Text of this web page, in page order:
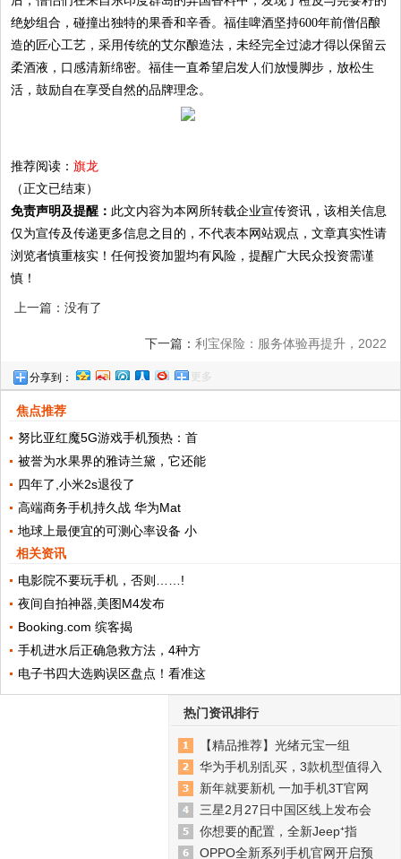
绝妙组合，碰撞出独特的果香和辛香。福佳啤酒坚持600年前僧侣酿
造的匠心工艺，采用传统的艾尔酿造法，未经完全过滤才得以保留云
柔酒液，口感清新绵密。福佳一直希望启发人们放慢脚步，放松生
活，鼓励自在享受自然的品牌理念。
推荐阅读：旗龙
（正文已结束）
免责声明及提醒： 此文内容为本网所转载企业宣传资讯，该相关信息
仅为宣传及传递更多信息之目的，不代表本网站观点，文章真实性请
浏览者慎重核实！任何投资加盟均有风险，提醒广大民众投资需谨
慎！
上一篇：没有了
下一篇： 利宝保险：服务体验再提升，2022
分享到： 更多
焦点推荐
努比亚红魔5G游戏手机预热：首
被誉为水果界的雅诗兰黛，它还能
四年了,小米2s退役了
高端商务手机持久战 华为Mat
地球上最便宜的可测心率设备 小
相关资讯
电影院不要玩手机，否则……!
夜间自拍神器,美图M4发布
Booking.com 缤客揭
手机进水后正确急救方法，4种方
电子书四大选购误区盘点！看准这
热门资讯排行
【精品推荐】光绪元宝一组
华为手机别乱买，3款机型值得入
新年就要新机 一加手机3T官网
三星2月27日中国区线上发布会
你想要的配置，全新Jeep⁺指
OPPO全新系列手机官网开启预